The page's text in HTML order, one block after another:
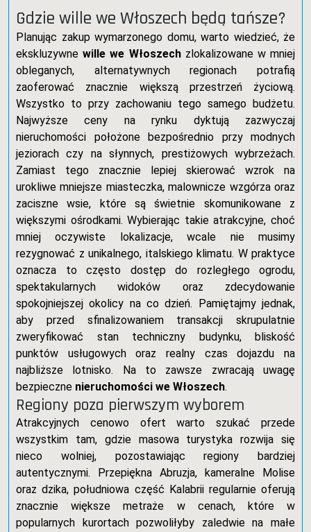
Gdzie wille we Włoszech będą tańsze?
Planując zakup wymarzonego domu, warto wiedzieć, że
ekskluzywnewille we Włoszechzlokalizowane w mniej
obleganych, alternatywnych regionach potrafią
zaoferować znacznie większą przestrzeń życiową.
Wszystko to przy zachowaniu tego samego budżetu.
Najwyższe ceny na rynku dyktują zazwyczaj
nieruchomości położone bezpośrednio przy modnych
jeziorach czy na słynnych, prestiżowych wybrzeżach.
Zamiast tego znacznie lepiej skierować wzrok na
urokliwe mniejsze miasteczka, malownicze wzgórza oraz
zaciszne wsie, które są świetnie skomunikowane z
większymi ośrodkami. Wybierając takie atrakcyjne, choć
mniej oczywiste lokalizacje, wcale nie musimy
rezygnować z unikalnego, italskiego klimatu. W praktyce
oznacza to często dostęp do rozległego ogrodu,
spektakularnych widoków oraz zdecydowanie
spokojniejszej okolicy na co dzień. Pamiętajmy jednak,
aby przed sfinalizowaniem transakcji skrupulatnie
zweryfikować stan techniczny budynku, bliskość
punktów usługowych oraz realny czas dojazdu na
najbliższe lotnisko. Na to zawsze zwracają uwagę
bezpieczne nieruchomości we Włoszech.
Regiony poza pierwszym wyborem
Atrakcyjnych cenowo ofert warto szukać przede
wszystkim tam, gdzie masowa turystyka rozwija się
nieco wolniej, pozostawiając regiony bardziej
autentycznymi. Przepiękna Abruzja, kameralne Molise
oraz dzika, południowa część Kalabrii regularnie oferują
znacznie większe metraże w cenach, które w
popularnych kurortach pozwoliłyby zaledwie na małe